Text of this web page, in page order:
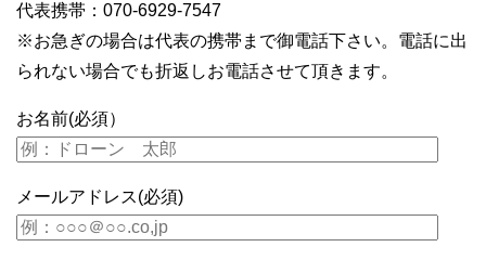
代表携帯：070-6929-7547
※お急ぎの場合は代表の携帯まで御電話下さい。電話に出
られない場合でも折返しお電話させて頂きます。
お名前(必須）
メールアドレス(必須)